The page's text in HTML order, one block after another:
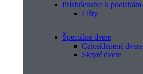
Príslušenstvo k podlahám
Lišty
Špeciálne dvere
Celosklenené dvere
Skryté dvere